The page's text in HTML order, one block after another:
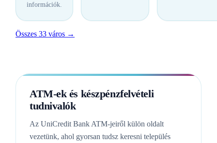
információk.
Összes 33 város →
ATM-ek és készpénzfelvételi
tudnivalók
Az UniCredit Bank ATM-jeiről külön oldalt
vezetünk, ahol gyorsan tudsz keresni település